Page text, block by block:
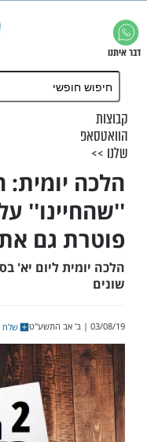
על
גם את
ליום יא' בסיון -
שלח לחבר